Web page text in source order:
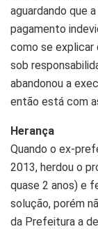
aguardando que
pagamento
como se explicar
sob
abandonou a
então está com
Herança
Quando o ex-
2013, herdou o
quase 2 anos) e
solução, porém
da Prefeitura a